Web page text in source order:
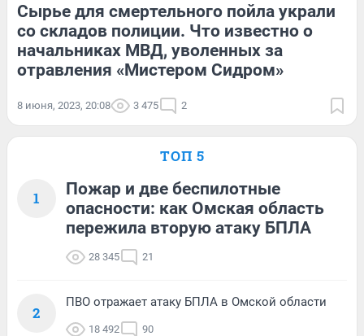
Сырье для смертельного пойла украли
со складов полиции. Что известно о
начальниках МВД, уволенных за
отравления «Мистером Сидром»
8 июня, 2023, 20:08 3 475 2
ТОП 5
1
Пожар и две беспилотные
опасности: как Омская область
пережила вторую атаку БПЛА
28 345 21
2
ПВО отражает атаку БПЛА в Омской области
18 492 90